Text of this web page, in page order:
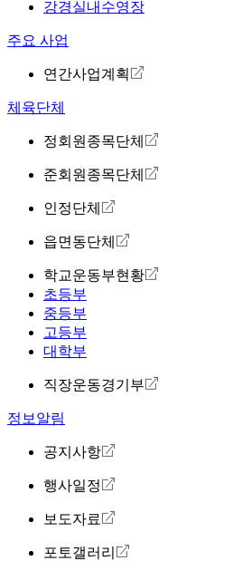
강경실내수영장
주요 사업
연간사업계획
체육단체
정회원종목단체
준회원종목단체
인정단체
읍면동단체
학교운동부현황
초등부
중등부
고등부
대학부
직장운동경기부
정보알림
공지사항
행사일정
보도자료
포토갤러리